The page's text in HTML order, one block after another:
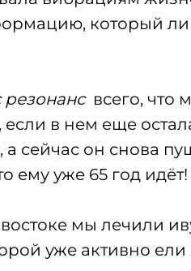
который
резонанс всего, что
если в нем еще
а сейчас он снова
ему уже 65 год идёт!
мы лечили
уже активно ели